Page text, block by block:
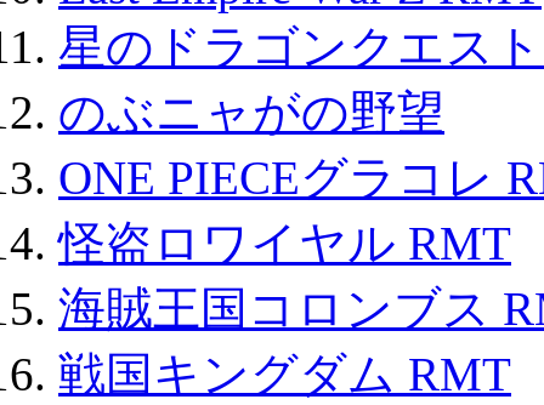
星のドラゴンクエス
のぶニャがの野望
ONE PIECEグラコレ
怪盗ロワイヤル RMT
海賊王国コロンブス
戦国キングダム RMT